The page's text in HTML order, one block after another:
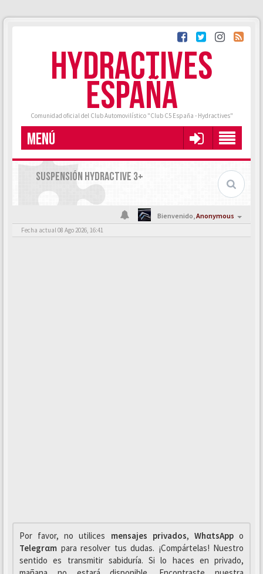
HYDRACTIVES
ESPAÑA
Comunidad oficial del Club Automovilístico "Club C5 España - Hydractives"
MENÚ
SUSPENSIÓN HYDRACTIVE 3+
Bienvenido,Anonymous
Fecha actual 08 Ago 2026, 16:41
Por favor, no utilices mensajes privados, WhαtsAppo
Telegrαm para resolver tus dudas. ¡Compártelas! Nuestro
sentido es transmitir sabiduría. Si lo haces en privado,